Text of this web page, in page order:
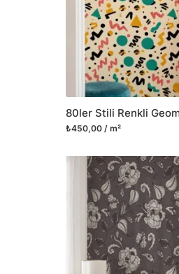
₺450,00 / m²